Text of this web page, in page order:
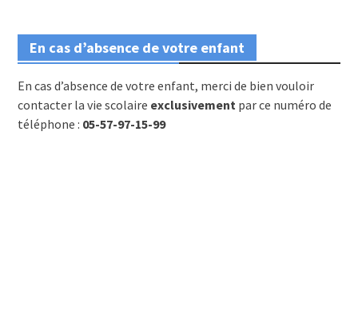
En cas d’absence de votre enfant
En cas d’absence de votre enfant, merci de bien vouloir
contacter la vie scolaire exclusivementpar ce numéro de
téléphone : 05-57-97-15-99